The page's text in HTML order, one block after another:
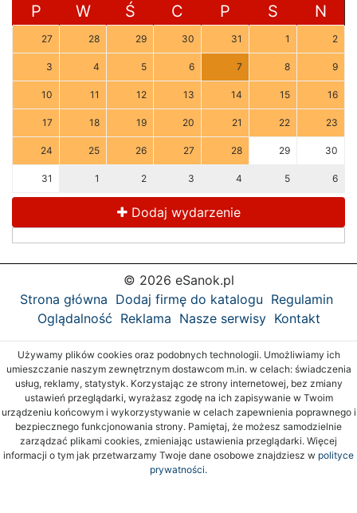
P W Ś C P S N
27 28 29 30 31 1 2
3 4 5 6 7 8 9
10 11 12 13 14 15 16
17 18 19 20 21 22 23
24 25 26 27 28 29 30
31 1 2 3 4 5 6
Dodaj wydarzenie
© 2026 eSanok.pl
Strona główna Dodaj firmę do katalogu Regulamin
Oglądalność Reklama Nasze serwisy Kontakt
Używamy plików cookies oraz podobnych technologii. Umożliwiamy ich
umieszczanie naszym zewnętrznym dostawcom m.in. w celach: świadczenia
usług, reklamy, statystyk. Korzystając ze strony internetowej, bez zmiany
ustawień przeglądarki, wyrażasz zgodę na ich zapisywanie w Twoim
urządzeniu końcowym i wykorzystywanie w celach zapewnienia poprawnego i
bezpiecznego funkcjonowania strony. Pamiętaj, że możesz samodzielnie
zarządzać plikami cookies, zmieniając ustawienia przeglądarki. Więcej
informacji o tym jak przetwarzamy Twoje dane osobowe znajdziesz w polityce
prywatności.